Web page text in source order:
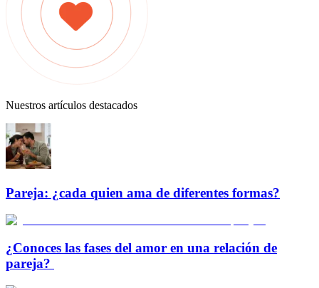
Nuestros artículos destacados
Pareja: ¿cada quien ama de diferentes formas?
¿Conoces las fases del amor en una relación de
pareja?